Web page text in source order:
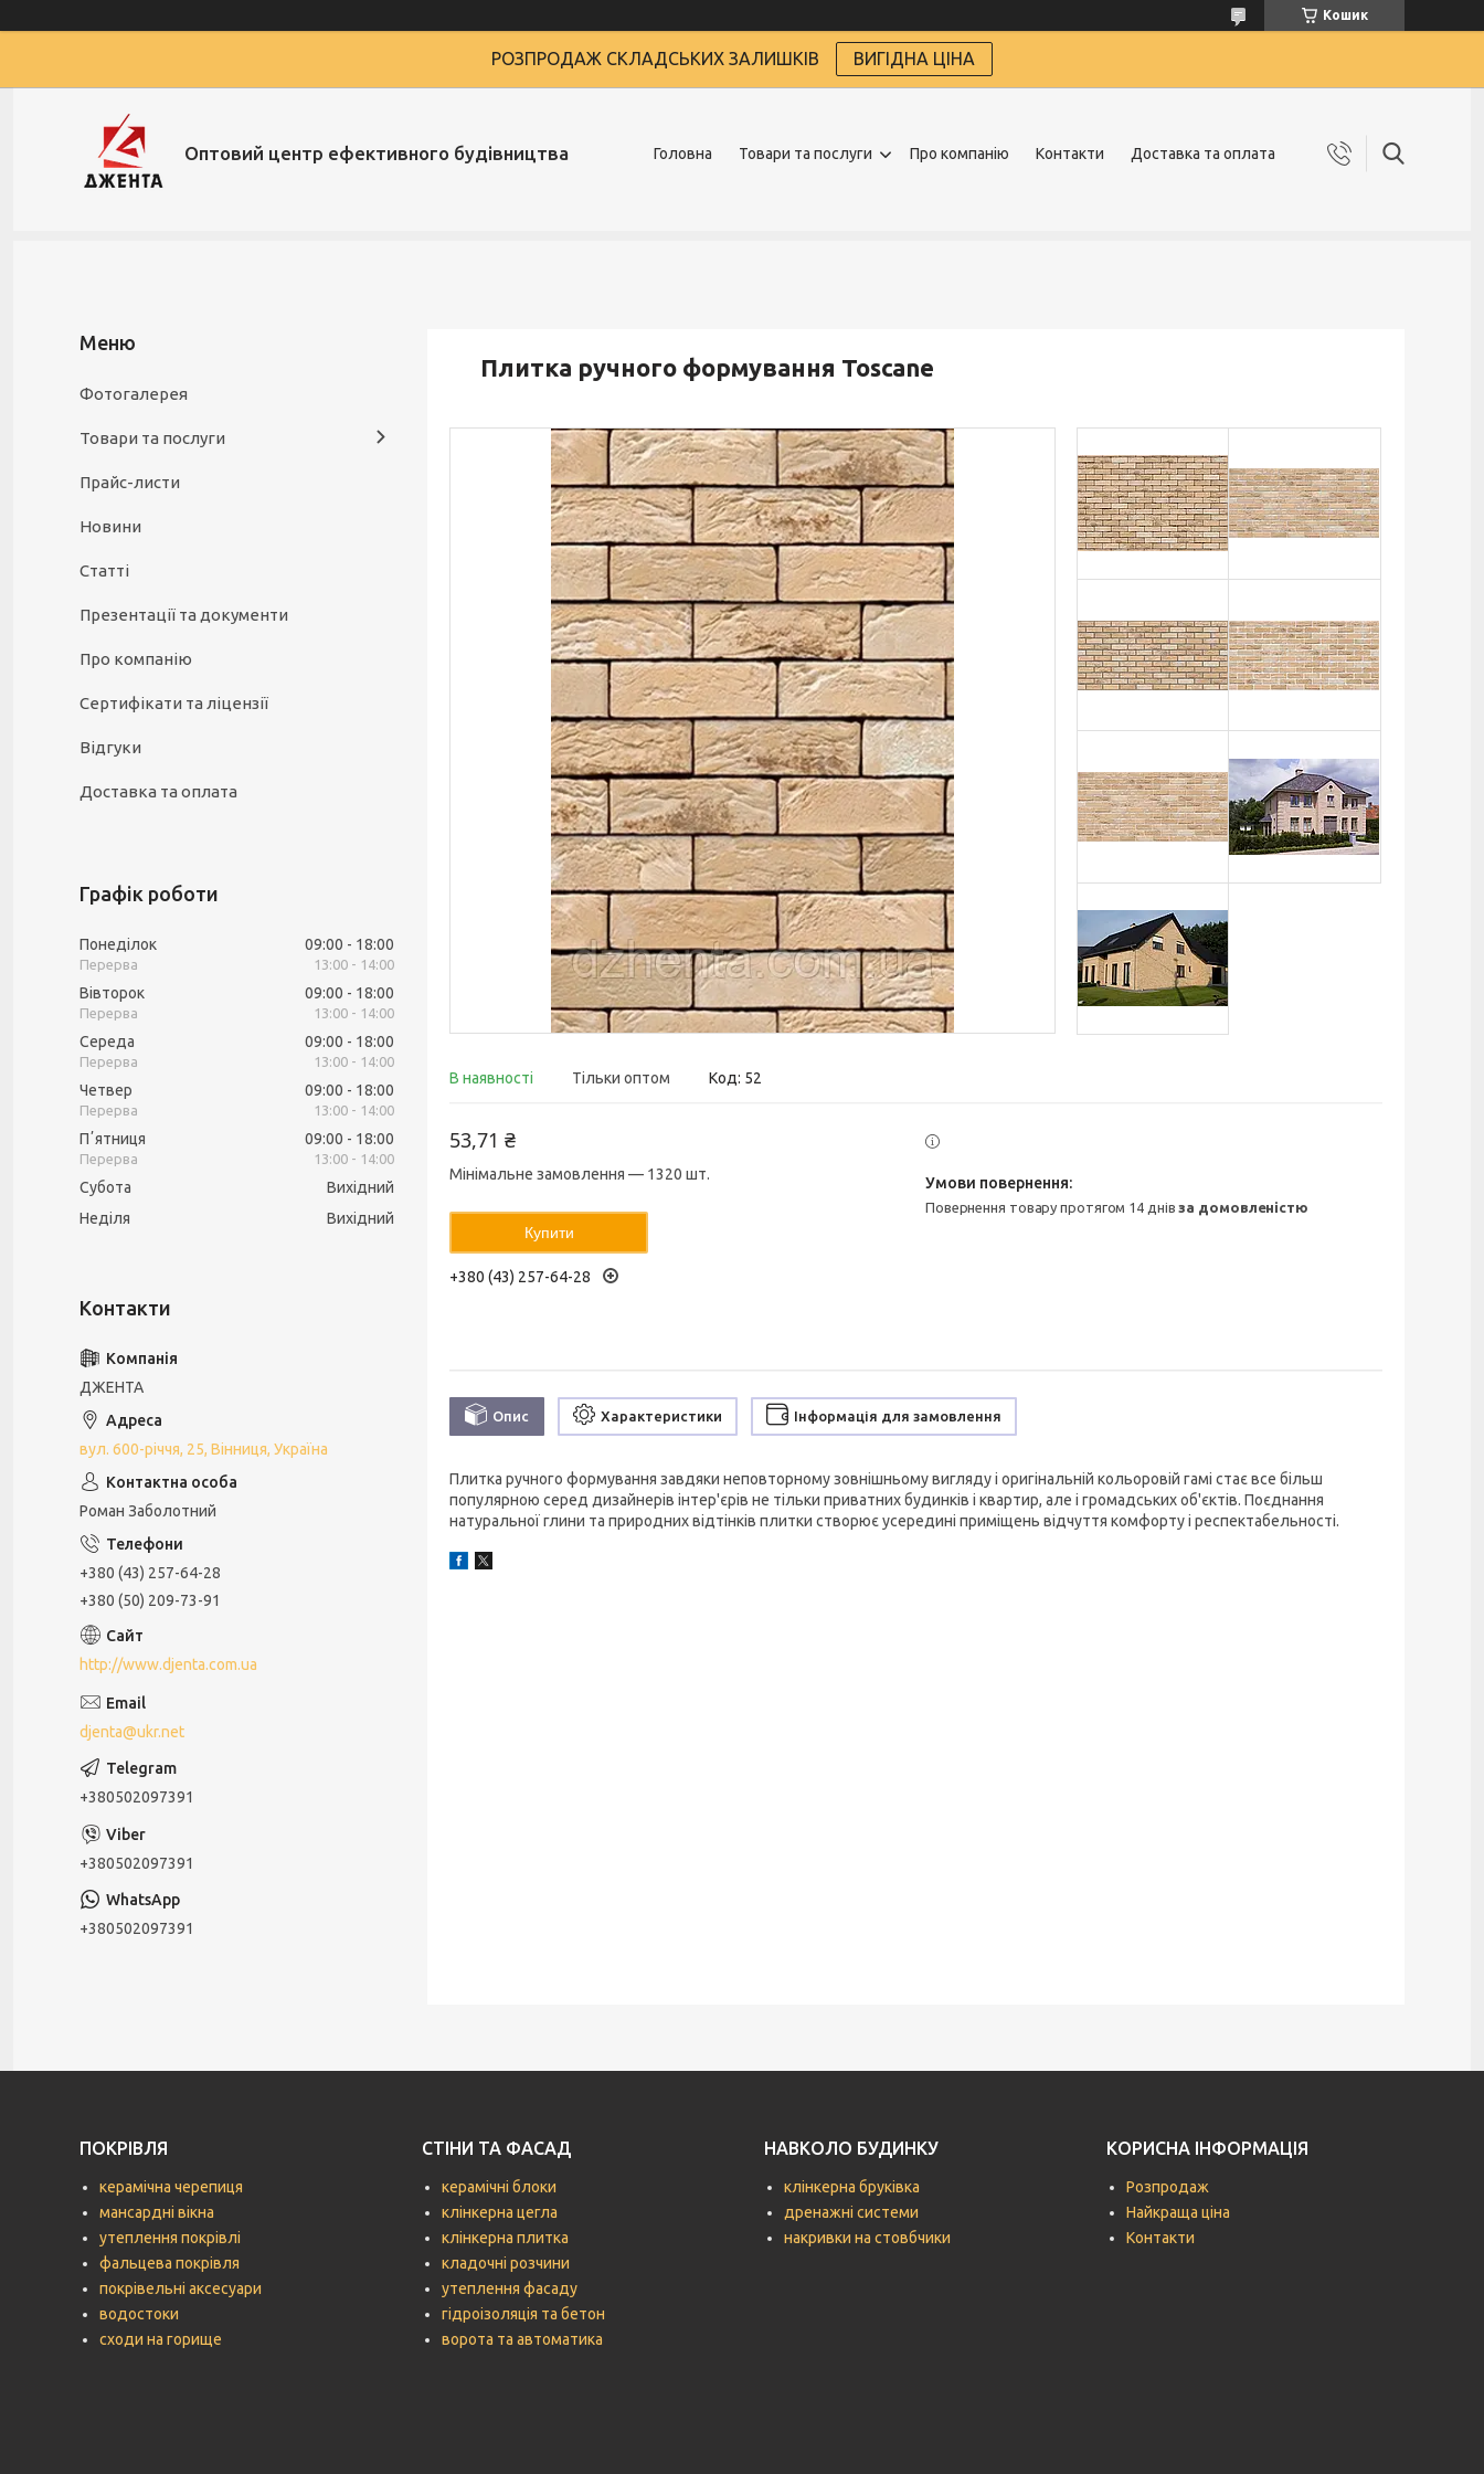
Кошик
РОЗПРОДАЖ СКЛАДСЬКИХ ЗАЛИШКІВ ВИГІДНА ЦІНА
Оптовий центр ефективного будівництва Головна Товари та послуги Про компанію Контакти Доставка та оплата
Плитка ручного формування Toscane
В наявності Тільки оптом Код: 52
53,71 ₴
Мінімальне замовлення — 1320 шт.
Купити
+380 (43) 257-64-28
повернення товару протягом 14 днівза домовленістю
Опис Характеристики Інформація для замовлення
Плитка ручного формування завдяки неповторному зовнішньому вигляду і оригінальній кольоровій гамі стає все більш
популярною серед дизайнерів інтер'єрів не тільки приватних будинків і квартир, але і громадських об'єктів. Поєднання
натуральної глини та природних відтінків плитки створює усередині приміщень відчуття комфорту і респектабельності.
Фотогалерея
Товари та послуги
Прайс-листи
Новини
Статті
Презентації та документи
Про компанію
Сертифікати та ліцензії
Відгуки
Доставка та оплата
Графік роботи
Понеділок 09:00 18:00
13:00 14:00
Вівторок 09:00 18:00
13:00 14:00
Середа 09:00 18:00
13:00 14:00
Четвер 09:00 18:00
13:00 14:00
Пʼятниця 09:00 18:00
13:00 14:00
Субота
Вихідний
Неділя
Вихідний
ДЖЕНТА
вул. 600-річчя, 25, Вінниця, Україна
Роман Заболотний
+380 (43) 257-64-28
+380 (50) 209-73-91
http://www.djenta.com.ua
djenta@ukr.net
+380502097391
+380502097391
+380502097391
ПОКРІВЛЯ
керамічна черепиця
мансардні вікна
утеплення покрівлі
фальцева покрівля
покрівельні аксесуари
водостоки
сходи на горище
СТІНИ ТА ФАСАД
керамічні блоки
клінкерна цегла
клінкерна плитка
кладочні розчини
утеплення фасаду
гідроізоляція та бетон
ворота та автоматика
НАВКОЛО БУДИНКУ
клінкерна бруківка
дренажні системи
накривки на стовбчики
КОРИСНА ІНФОРМАЦІЯ
Розпродаж
Найкраща ціна
Контакти